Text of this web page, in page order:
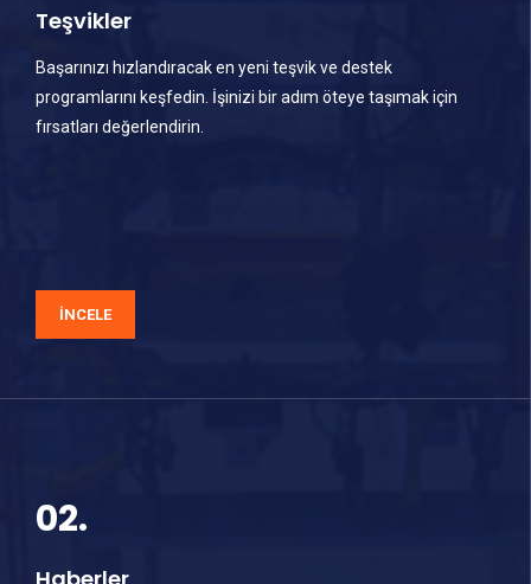
Teşvikler
Başarınızı hızlandıracak en yeni teşvik ve destek
programlarını keşfedin. İşinizi bir adım öteye taşımak için
fırsatları değerlendirin.
İNCELE
02.